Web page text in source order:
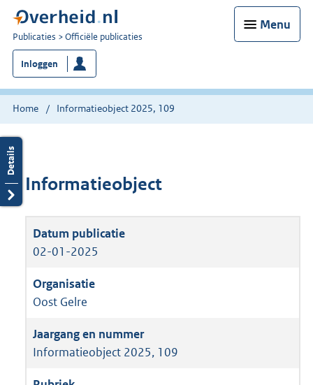
Menu
U
bent
nu
hier:
Publicaties Officiële publicaties
Inloggen
Home Informatieobject 2025, 109
Informatieobject
02-01-2025
Oost Gelre
Informatieobject 2025, 109